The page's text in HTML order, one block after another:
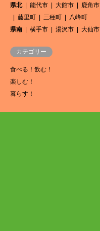
県北
能代市 大館市 鹿角市
藤里町
三種町
八峰町
県南
横手市 湯沢市 大仙市
カテゴリー
食べる！飲む！
楽しむ！
暮らす！